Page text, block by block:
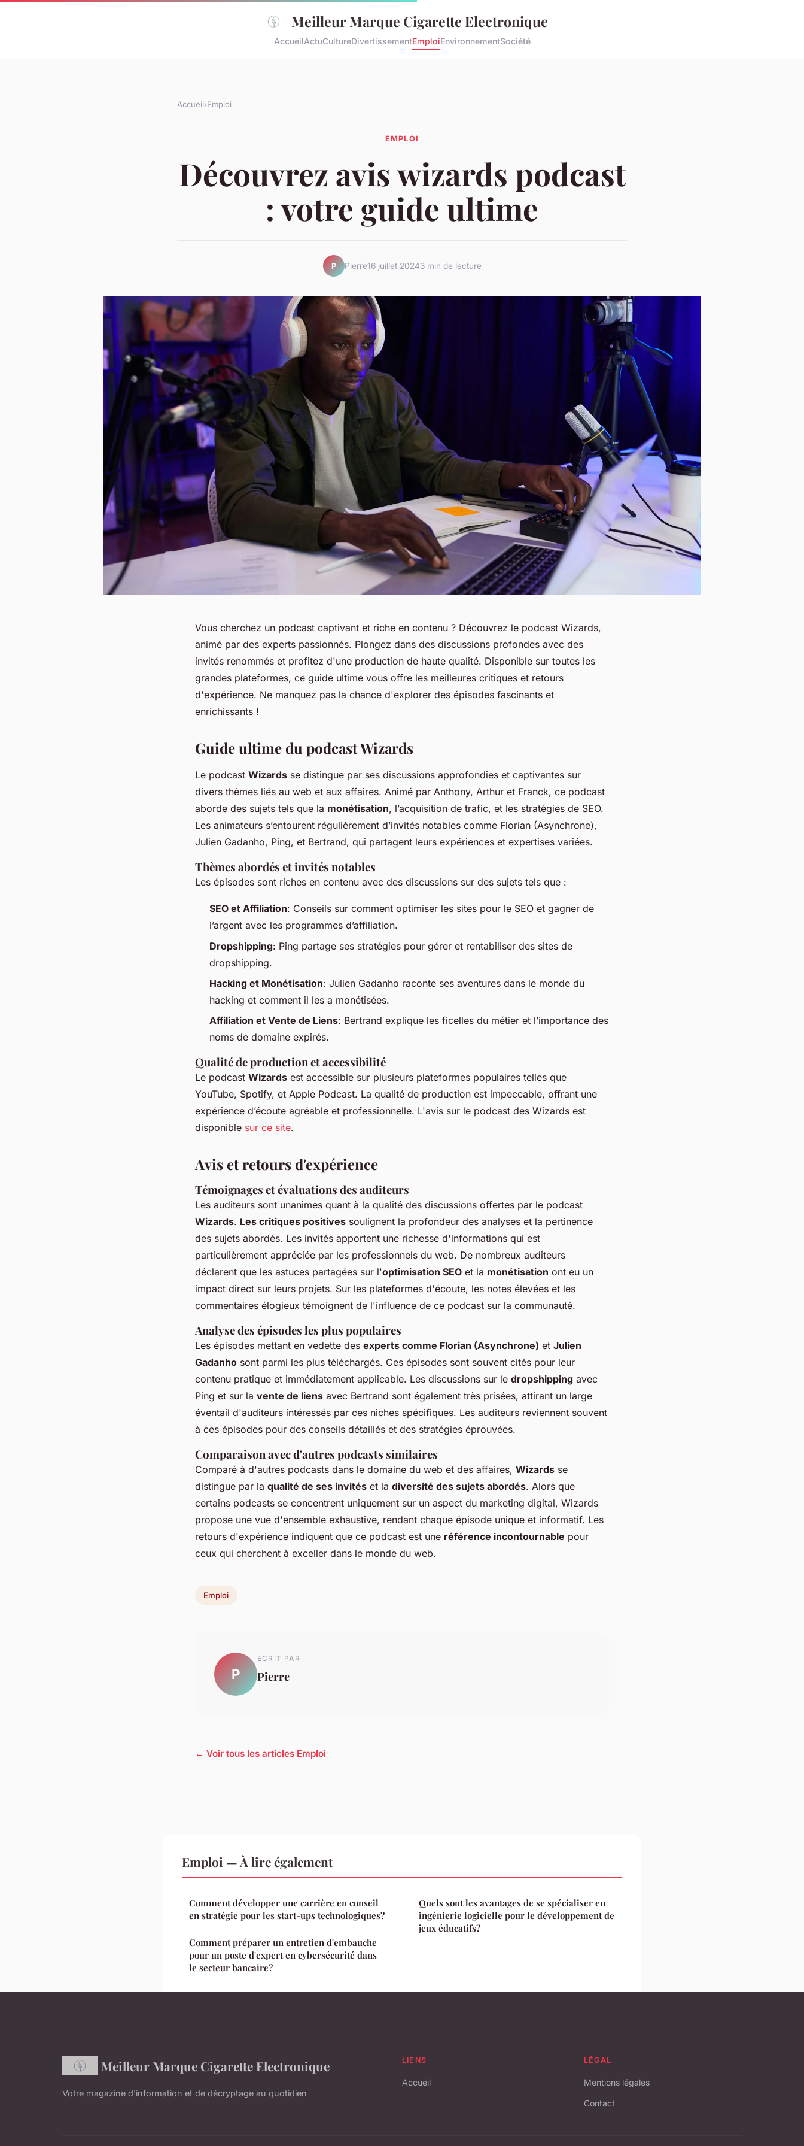
Meilleur Marque Cigarette Electronique
AccueilActuCultureDivertissementEmploiEnvironnementSociété
Accueil›Emploi
EMPLOI
Découvrez avis wizards podcast
: votre guide ultime
P Pierre16 juillet 20243 min de lecture
Vous cherchez un podcast captivant et riche en contenu ? Découvrez le podcast Wizards,
animé par des experts passionnés. Plongez dans des discussions profondes avec des
invités renommés et profitez d'une production de haute qualité. Disponible sur toutes les
grandes plateformes, ce guide ultime vous offre les meilleures critiques et retours
d'expérience. Ne manquez pas la chance d'explorer des épisodes fascinants et
enrichissants !
Guide ultime du podcast Wizards
Le podcast Wizards se distingue par ses discussions approfondies et captivantes sur
divers thèmes liés au web et aux affaires. Animé par Anthony, Arthur et Franck, ce podcast
aborde des sujets tels que la monétisation, l’acquisition de trafic, et les stratégies de SEO.
Les animateurs s’entourent régulièrement d’invités notables comme Florian (Asynchrone),
Julien Gadanho, Ping, et Bertrand, qui partagent leurs expériences et expertises variées.
Thèmes abordés et invités notables
Les épisodes sont riches en contenu avec des discussions sur des sujets tels que :
SEO et Affiliation: Conseils sur comment optimiser les sites pour le SEO et gagner de
l’argent avec les programmes d’affiliation.
Dropshipping: Ping partage ses stratégies pour gérer et rentabiliser des sites de
dropshipping.
Hacking et Monétisation: Julien Gadanho raconte ses aventures dans le monde du
hacking et comment il les a monétisées.
Affiliation et Vente de Liens: Bertrand explique les ficelles du métier et l’importance des
noms de domaine expirés.
Qualité de production et accessibilité
Le podcast Wizards est accessible sur plusieurs plateformes populaires telles que
YouTube, Spotify, et Apple Podcast. La qualité de production est impeccable, offrant une
expérience d’écoute agréable et professionnelle. L'avis sur le podcast des Wizards est
disponible sur ce site.
Avis et retours d'expérience
Témoignages et évaluations des auditeurs
Les auditeurs sont unanimes quant à la qualité des discussions offertes par le podcast
Wizards. Les critiques positives soulignent la profondeur des analyses et la pertinence
des sujets abordés. Les invités apportent une richesse d'informations qui est
particulièrement appréciée par les professionnels du web. De nombreux auditeurs
déclarent que les astuces partagées sur l'optimisation SEO et la monétisation ont eu un
impact direct sur leurs projets. Sur les plateformes d'écoute, les notes élevées et les
commentaires élogieux témoignent de l'influence de ce podcast sur la communauté.
Analyse des épisodes les plus populaires
Les épisodes mettant en vedette des experts comme Florian (Asynchrone) et Julien
Gadanho sont parmi les plus téléchargés. Ces épisodes sont souvent cités pour leur
contenu pratique et immédiatement applicable. Les discussions sur le dropshipping avec
Ping et sur la vente de liens avec Bertrand sont également très prisées, attirant un large
éventail d'auditeurs intéressés par ces niches spécifiques. Les auditeurs reviennent souvent
à ces épisodes pour des conseils détaillés et des stratégies éprouvées.
Comparaison avec d'autres podcasts similaires
Comparé à d'autres podcasts dans le domaine du web et des affaires, Wizards se
distingue par la qualité de ses invités et la diversité des sujets abordés. Alors que
certains podcasts se concentrent uniquement sur un aspect du marketing digital, Wizards
propose une vue d'ensemble exhaustive, rendant chaque épisode unique et informatif. Les
retours d'expérience indiquent que ce podcast est une référence incontournable pour
ceux qui cherchent à exceller dans le monde du web.
Emploi
P
ECRIT PAR
Pierre
← Voir tous les articles Emploi
Emploi — À lire également
Comment développer une carrière en conseil
en stratégie pour les start-ups technologiques?
Comment préparer un entretien d'embauche
pour un poste d'expert en cybersécurité dans
le secteur bancaire?
Quels sont les avantages de se spécialiser en
ingénierie logicielle pour le développement de
jeux éducatifs?
Meilleur Marque Cigarette Electronique
Votre magazine d'information et de décryptage au quotidien
LIENS
Accueil
LÉGAL
Mentions légales
Contact